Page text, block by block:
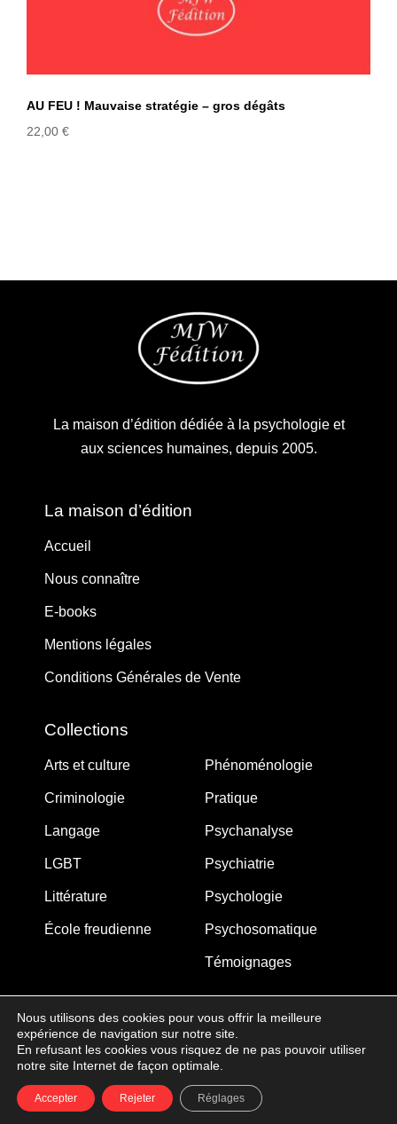
AU FEU ! Mauvaise stratégie – gros dégâts
22,00 €
La maison d’édition dédiée à la psychologie et
aux sciences humaines, depuis 2005.
La maison d’édition
Accueil
Nous connaître
E-books
Mentions légales
Conditions Générales de Vente
Collections
Arts et culture
Criminologie
Langage
LGBT
Littérature
École freudienne
Phénoménologie
Pratique
Psychanalyse
Psychiatrie
Psychologie
Psychosomatique
Témoignages
MJW-FEDITION.COM © 2005-2025 – La Gouberdière
14710 Saint-Martin de Blagny
Nous utilisons des cookies pour vous offrir la meilleure
expérience de navigation sur notre site.
En refusant les cookies vous risquez de ne pas pouvoir utiliser
notre site Internet de façon optimale.
Accepter Rejeter Réglages